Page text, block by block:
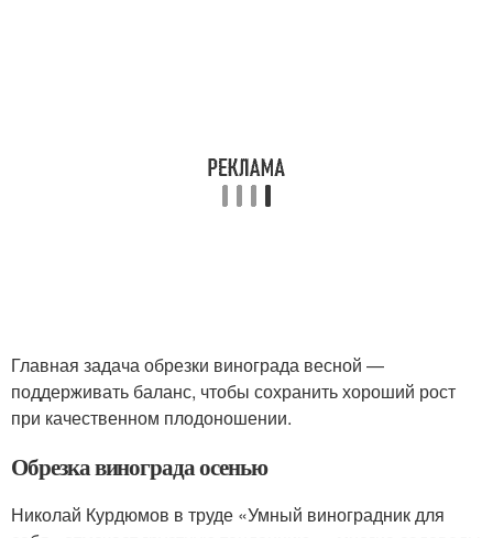
Главная задача обрезки винограда весной —
поддерживать баланс, чтобы сохранить хороший рост
при качественном плодоношении.
Обрезка винограда осенью
Николай Курдюмов в труде «Умный виноградник для